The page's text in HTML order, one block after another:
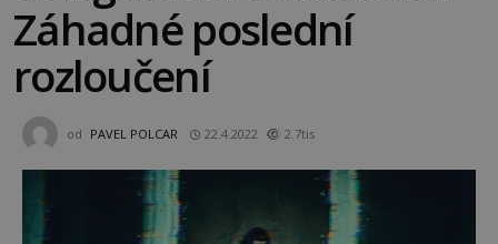
Záhadné poslední
rozloučení
od PAVEL POLCAR 22.4.2022 2.7tis